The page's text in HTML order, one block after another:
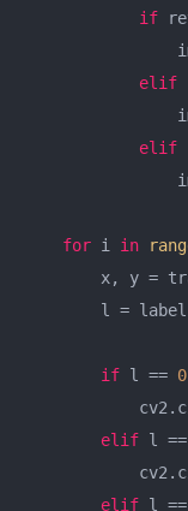
if
elif
elif
for i in
x, y =
l =
if l == 0
elif l ==
elif l ==